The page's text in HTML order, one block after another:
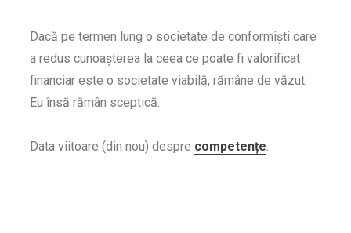
Dacă pe termen lung o societate de conformiști care
a redus cunoașterea la ceea ce poate fi valorificat
financiar este o societate viabilă, rămâne de văzut.
Eu însă rămân sceptică.
Data viitoare (din nou) despre competențe